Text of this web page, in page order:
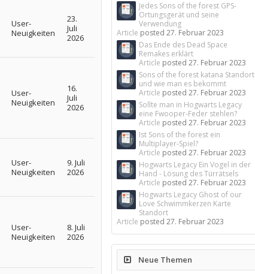
User-
Neuigkeiten
23.
Juli
2026
User-
Neuigkeiten
16.
Juli
2026
User-
Neuigkeiten
9. Juli
2026
User-
Neuigkeiten
8. Juli
2026
Jedes Sons of the forest GPS-
Ortungsgerät und seine
Verwendung
Article posted27. Februar 2023
Das Ende des Dead Space
Remakes erklärt
Article posted27. Februar 2023
Sons of the forest katana Standort
und wie man es bekommt
Article posted27. Februar 2023
Sollte man in Hogwarts Legacy
eine Fwooper-Feder stehlen?
Article posted27. Februar 2023
Ist Sons of the forest ein
Multiplayer-Spiel?
Article posted27. Februar 2023
Hogwarts Legacy Ein Vogel in der
Hand - Lösung des Türrätsels
Article posted27. Februar 2023
Hogwarts Legacy Ghost of our
Love Schwimmkerzen Karte
Standort
Article posted27. Februar 2023
Neue Themen